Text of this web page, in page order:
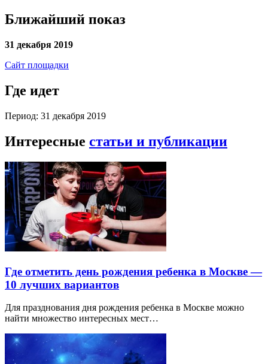
Ближайший показ
31 декабря 2019
Сайт площадки
Где идет
Период: 31 декабря 2019
Интересные статьи и публикации
Где отметить день рождения ребенка в Москве —
10 лучших вариантов
Для празднования дня рождения ребенка в Москве можно
найти множество интересных мест…